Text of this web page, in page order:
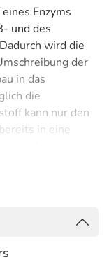
Enzyms
und des
wird die
der
in das
die
kann nur den
in eine